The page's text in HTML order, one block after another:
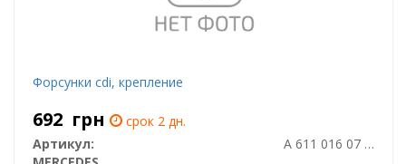
Форсунки cdi, крепление
692 грн
срок 2 дн.
Артикул:
A 611 016 07 38